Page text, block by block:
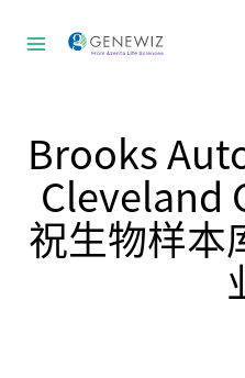
Brooks
Cleveland
祝生物样本